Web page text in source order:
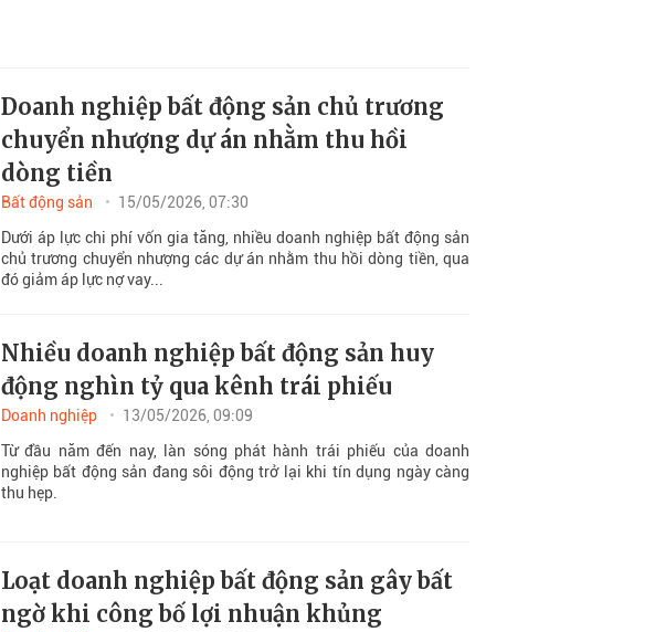
Doanh nghiệp bất động sản chủ trương
chuyển nhượng dự án nhằm thu hồi
dòng tiền
Bất động sản
15/05/2026, 07:30
Dưới áp lực chi phí vốn gia tăng, nhiều doanh nghiệp bất động sản
chủ trương chuyển nhượng các dự án nhằm thu hồi dòng tiền, qua
đó giảm áp lực nợ vay...
Nhiều doanh nghiệp bất động sản huy
động nghìn tỷ qua kênh trái phiếu
Doanh nghiệp
13/05/2026, 09:09
Từ đầu năm đến nay, làn sóng phát hành trái phiếu của doanh
nghiệp bất động sản đang sôi động trở lại khi tín dụng ngày càng
thu hẹp.
Loạt doanh nghiệp bất động sản gây bất
ngờ khi công bố lợi nhuận khủng